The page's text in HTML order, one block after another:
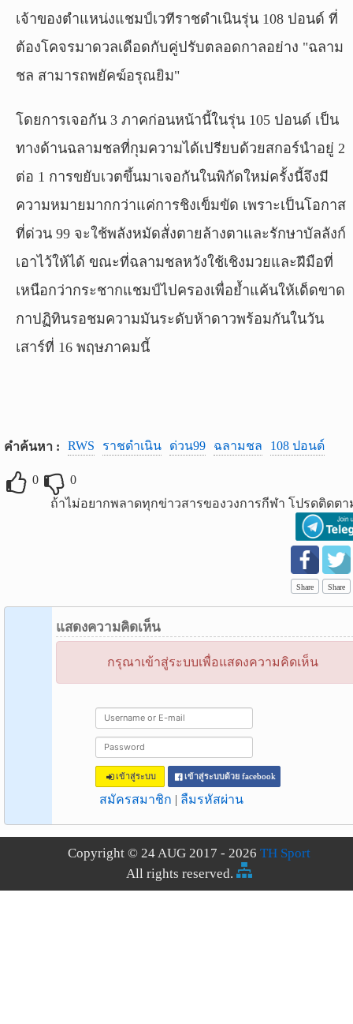
เจ้าของตำแหน่งแชมป์เวทีราชดำเนินรุ่น 108 ปอนด์ ที่
ต้องโคจรมาดวลเดือดกับคู่ปรับตลอดกาลอย่าง "ฉลาม
ชล สามารถพยัคฆ์อรุณยิม"
โดยการเจอกัน 3 ภาคก่อนหน้านี้ในรุ่น 105 ปอนด์ เป็น
ทางด้านฉลามชลที่กุมความได้เปรียบด้วยสกอร์นำอยู่ 2
ต่อ 1 การขยับเวตขึ้นมาเจอกันในพิกัดใหม่ครั้งนี้จึงมี
ความหมายมากกว่าแค่การชิงเข็มขัด เพราะเป็นโอกาส
ที่ด่วน 99 จะใช้พลังหมัดสั่งตายล้างตาและรักษาบัลลังก์
เอาไว้ให้ได้ ขณะที่ฉลามชลหวังใช้เชิงมวยและฝีมือที่
เหนือกว่ากระชากแชมป์ไปครองเพื่อย้ำแค้นให้เด็ดขาด
กาปฏิทินรอชมความมันระดับห้าดาวพร้อมกันในวัน
เสาร์ที่ 16 พฤษภาคมนี้
คำค้นหา : RWS ราชดำเนิน ด่วน99 ฉลามชล 108 ปอนด์
0
0
ถ้าไม่อยากพลาดทุกข่าวสารของวงการกีฬา โปรดติดตา
Share Share
แสดงความคิดเห็น
กรุณาเข้าสู่ระบบเพื่อแสดงความคิดเห็น
เข้าสู่ระบบ เข้าสู่ระบบด้วย facebook
สมัครสมาชิก | ลืมรหัสผ่าน
Copyright © 24 AUG 2017 - 2026 TH Sport
All rights reserved.